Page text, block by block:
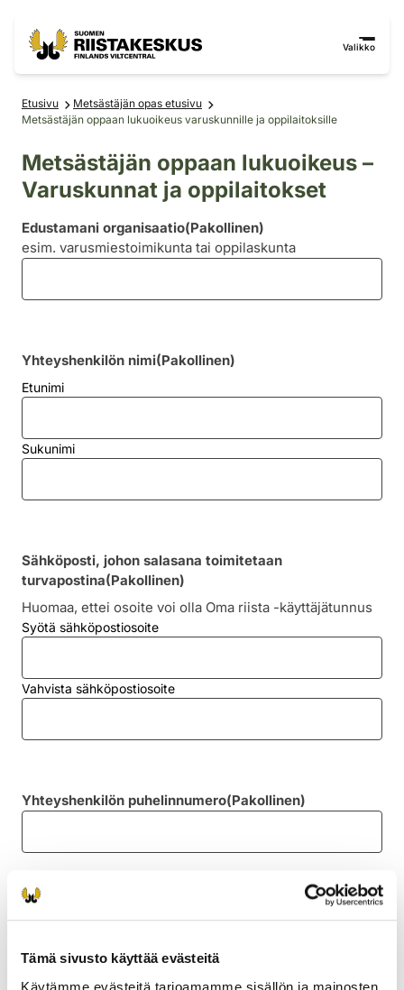
Tämä sivusto käyttää evästeitä
Käytämme evästeitä tarjoamamme sisällön ja mainosten
Valikko
Etusivu
Metsästäjän opas etusivu
Metsästäjän oppaan lukuoikeus varuskunnille ja oppilaitoksille
Metsästäjän oppaan lukuoikeus –
Varuskunnat ja oppilaitokset
Edustamani organisaatio(Pakollinen)
esim. varusmiestoimikunta tai oppilaskunta
Yhteyshenkilön nimi(Pakollinen)
Etunimi
Sukunimi
Sähköposti, johon salasana toimitetaan
turvapostina(Pakollinen)
Huomaa, ettei osoite voi olla Oma riista -käyttäjätunnus
Syötä sähköpostiosoite
Vahvista sähköpostiosoite
Yhteyshenkilön puhelinnumero(Pakollinen)
Päivämäärä, josta haluat lukuoikeuden alkavan